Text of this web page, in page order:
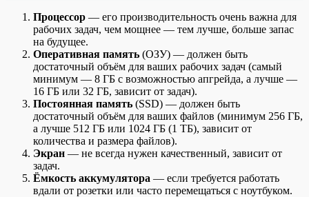
Процессор — его производительность очень важна для
рабочих задач, чем мощнее — тем лучше, больше запас
на будущее.
Оперативная память (ОЗУ) — должен быть
достаточный объём для ваших рабочих задач (самый
минимум — 8 ГБ с возможностью апгрейда, а лучше —
16 ГБ или 32 ГБ, зависит от задач).
Постоянная память (SSD) — должен быть
достаточный объём для ваших файлов (минимум 256 ГБ,
а лучше 512 ГБ или 1024 ГБ (1 ТБ), зависит от
количества и размера файлов).
Экран — не всегда нужен качественный, зависит от
задач.
Ёмкость аккумулятора — если требуется работать
вдали от розетки или часто перемещаться с ноутбуком.